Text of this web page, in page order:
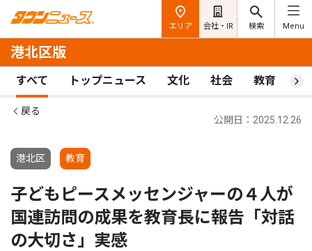
エリア 会社・IR 検索 Menu
港北区版
すべて トップニュース 文化 社会 教育 ス
戻る
港北区 教育
公開日：2025.12.26
子どもピースメッセンジャーの４人が
国連訪問の成果を教育長に報告「対話
の大切さ」実感